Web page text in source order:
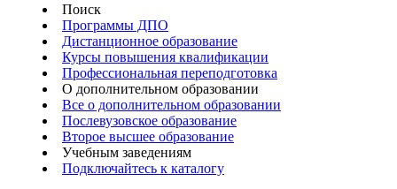
Поиск
Программы ДПО
Дистанционное образование
Курсы повышения квалификации
Профессиональная переподготовка
О дополнительном образовании
Все о дополнительном образовании
Послевузовское образование
Второе высшее образование
Учебным заведениям
Подключайтесь к каталогу